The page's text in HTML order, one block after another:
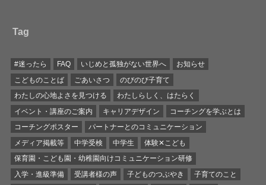
Tag
#迷ったら FAQ いじめと孤独がない世界へ
お知らせ
こどものことば
ごあいさつ
のびのび子育て
わたしの心地よさを見つける
わたしらしく、はたらく
イベント・講座のご案内
キャリアデザイン
コーチングを学ぶとは
コーチングポスター
パートナーとのコミュニケーション
メディア掲載等
中学受検 中学生
体験✕こども
保育園・こども園・幼稚園向けコミュニケーション研修
入学・進級準備
受講者様の声 子どものつぶやき
子育てのこと